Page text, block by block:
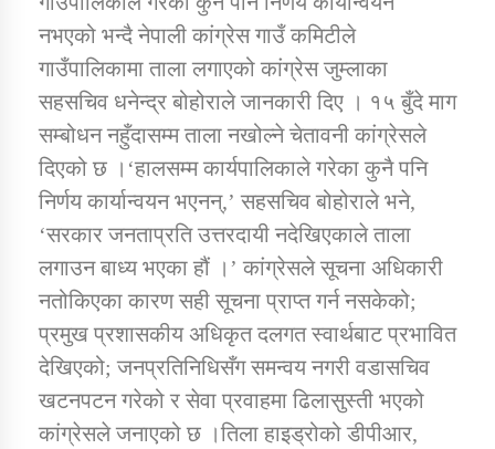
कर्णाली प्रविधि शिक्षालय जुम्लाको सुचना
सामाजिक बिकास कार्यालय जुम्लाकाे सुचना
नभएको भन्दै नेपाली कांग्रेस गाउँ कमिटीले
गाउँपालिकामा ताला लगाएको कांग्रेस जुम्लाका
सहसचिव धनेन्द्र बोहोराले जानकारी दिए । १५ बुँदे माग
सम्बोधन नहुँदासम्म ताला नखोल्ने चेतावनी कांग्रेसले
दिएको छ ।‘हालसम्म कार्यपालिकाले गरेका कुनै पनि
निर्णय कार्यान्वयन भएनन्,’ सहसचिव बोहोराले भने,
‘सरकार जनताप्रति उत्तरदायी नदेखिएकाले ताला
लगाउन बाध्य भएका हौं ।’ कांग्रेसले सूचना अधिकारी
नतोकिएका कारण सही सूचना प्राप्त गर्न नसकेको;
प्रमुख प्रशासकीय अधिकृत दलगत स्वार्थबाट प्रभावित
देखिएको; जनप्रतिनिधिसँग समन्वय नगरी वडासचिव
खटनपटन गरेको र सेवा प्रवाहमा ढिलासुस्ती भएको
कांग्रेसले जनाएको छ ।तिला हाइड्रोको डीपीआर,